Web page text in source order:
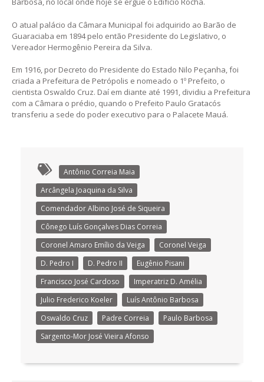
O atual palácio da Câmara Municipal foi adquirido ao Barão de
Guaraciaba em 1894 pelo então Presidente do Legislativo, o
Vereador Hermogênio Pereira da Silva.
Em 1916, por Decreto do Presidente do Estado Nilo Peçanha, foi
criada a Prefeitura de Petrópolis e nomeado o 1º Prefeito, o
cientista Oswaldo Cruz. Daí em diante até 1991, dividiu a Prefeitura
com a Câmara o prédio, quando o Prefeito Paulo Gratacós
transferiu a sede do poder executivo para o Palacete Mauá.
Antônio Correia Maia
Arcângela Joaquina da Silva
Comendador Albino José de Siqueira
Cônego Luís Gonçalves Dias Correia
Coronel Amaro Emílio da Veiga
Coronel Veiga
D. Pedro I
D. Pedro II
Eugênio Pisani
Francisco José Cardoso
Imperatriz D. Amélia
Julio Frederico Koeler
Luís Antônio Barbosa
Oswaldo Cruz
Padre Correia
Paulo Barbosa
Sargento-Mor José Vieira Afonso